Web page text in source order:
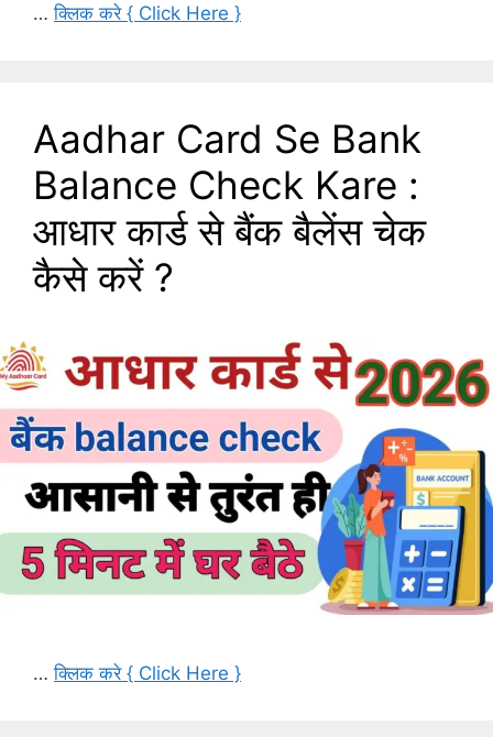
…क्लिक करे { Click Here }
Aadhar Card Se Bank
Balance Check Kare :
आधार कार्ड से बैंक बैलेंस चेक
कैसे करें ?
…क्लिक करे { Click Here }